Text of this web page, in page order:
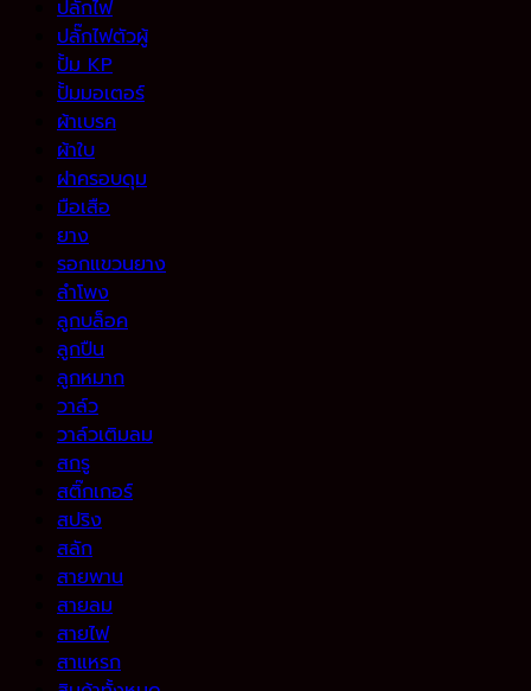
ปลั๊กไฟ
ปลั๊กไฟตัวผู้
ปั้ม KP
ปั้มมอเตอร์
ผ้าเบรค
ผ้าใบ
ฝาครอบดุม
มือเสือ
ยาง
รอกแขวนยาง
ลำโพง
ลูกบล็อค
ลูกปืน
ลูกหมาก
วาล์ว
วาล์วเติมลม
สกรู
สติ๊กเกอร์
สปริง
สลัก
สายพาน
สายลม
สายไฟ
สาแหรก